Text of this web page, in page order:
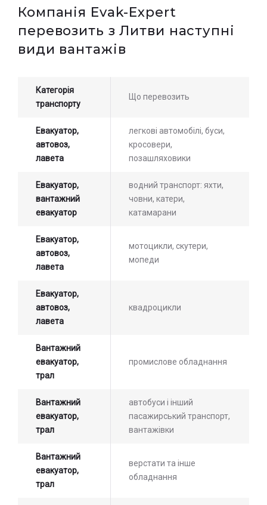
Компанія Evak-Expert
перевозить з Литви наступні
види вантажів
Категорія
транспорту
Що перевозить
Евакуатор,
автовоз,
лавета
легкові автомобілі, буси,
кросовери,
позашляховики
Евакуатор,
вантажний
евакуатор
водний транспорт: яхти,
човни, катери,
катамарани
Евакуатор,
автовоз,
лавета
мотоцикли, скутери,
мопеди
Евакуатор,
автовоз,
лавета
квадроцикли
Вантажний
евакуатор,
трал
промислове обладнання
Вантажний
евакуатор,
трал
автобуси і інший
пасажирський транспорт,
вантажівки
Вантажний
евакуатор,
трал
верстати та інше
обладнання